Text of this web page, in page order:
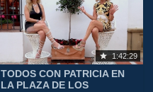
1:42:29
TODOS CON PATRICIA EN
LA PLAZA DE LOS